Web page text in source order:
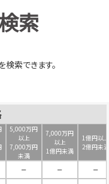
索
索できます。
5,000万円
以上
7,000万円
未満
7,000万円
以上
1億円未満
1億円以上
2億円未満
－ －
－